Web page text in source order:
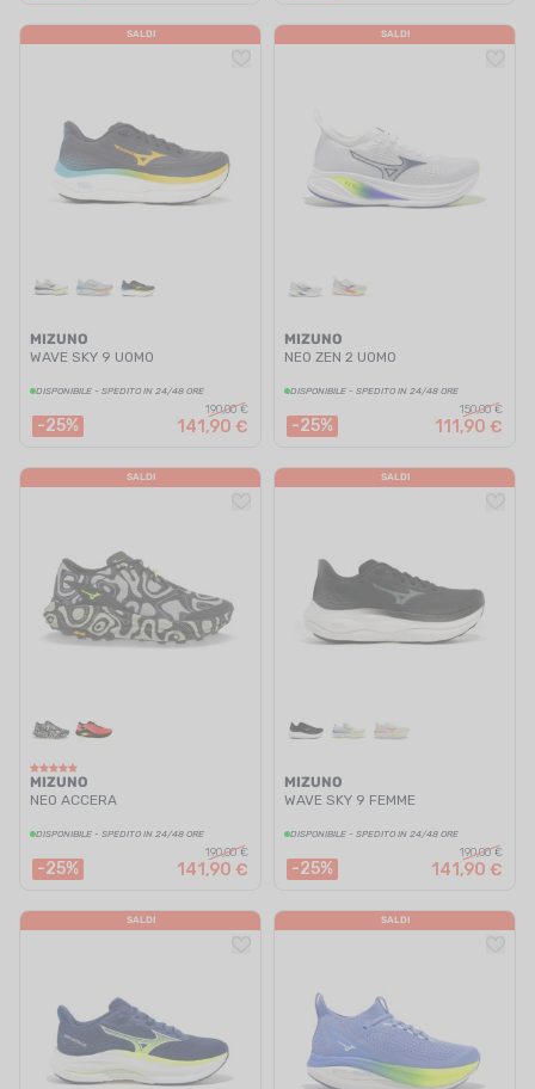
SALDI
MIZUNO
WAVE SKY 9 UOMO
DISPONIBILE - SPEDITO IN 24/48 ORE
-25%
190,00 €
141,90 €
SALDI
MIZUNO
NEO ZEN 2 UOMO
DISPONIBILE - SPEDITO IN 24/48 ORE
-25%
150,00 €
111,90 €
SALDI
MIZUNO
NEO ACCERA
DISPONIBILE - SPEDITO IN 24/48 ORE
-25%
190,00 €
141,90 €
SALDI
MIZUNO
WAVE SKY 9 FEMME
DISPONIBILE - SPEDITO IN 24/48 ORE
-25%
190,00 €
141,90 €
SALDI SALDI